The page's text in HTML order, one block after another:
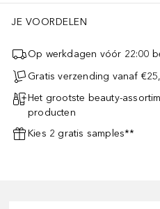
JE VOORDELEN
Op werkdagen vóór 22:00
Gratis verzending vanaf
Het grootste beauty-
producten
Kies 2 gratis samples**